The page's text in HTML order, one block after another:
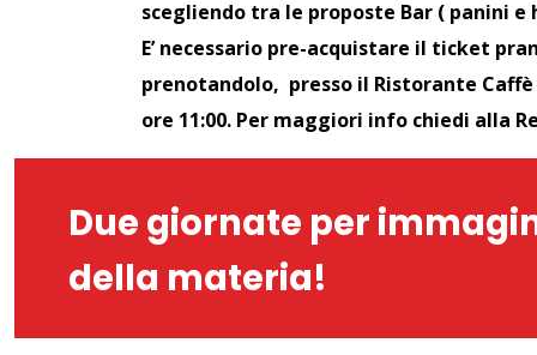
scegliendo tra le proposte Bar ( panini
E’ necessario pre-acquistare il ticket
prenotandolo, presso il Ristorante
ore 11:00. Per maggiori info chiedi alla
Due giornate per
della materia!